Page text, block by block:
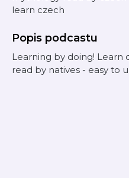
learn czech
Popis podcastu
Learning by doing! Learn
read by natives - easy to